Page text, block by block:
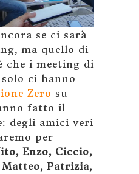
se ci sarà
ma quello di
che i meeting di
ci hanno
Zero su
fatto il
degli amici veri
per
Enzo, Ciccio,
Patrizia,